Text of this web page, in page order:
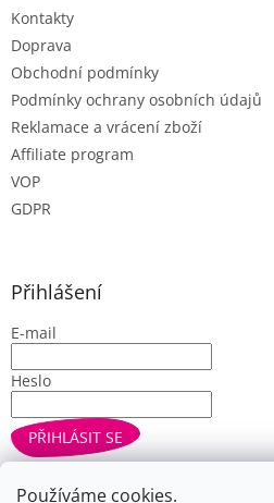
Používáme cookies.
Kontakty
Doprava
Obchodní podmínky
Podmínky ochrany osobních údajů
Reklamace a vrácení zboží
Affiliate program
VOP
GDPR
Přihlášení
E-mail
Heslo
PŘIHLÁSIT SE
Nová registraceZapomenuté heslo